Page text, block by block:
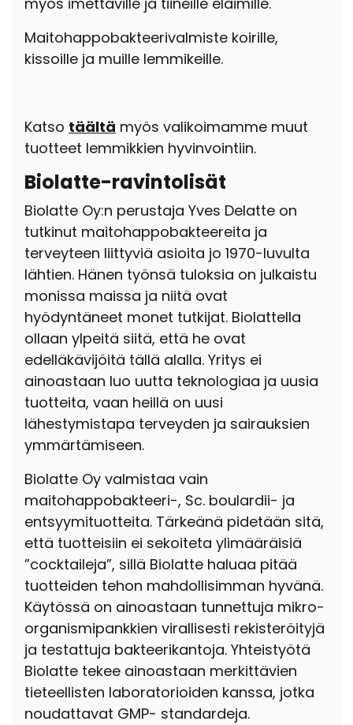
Maitohappobakteerivalmiste koirille,
kissoille ja muille lemmikeille.
Katso täältä myös valikoimamme muut
tuotteet lemmikkien hyvinvointiin.
Biolatte-ravintolisät
Biolatte Oy:n perustaja Yves Delatte on
tutkinut maitohappobakteereita ja
terveyteen liittyviä asioita jo 1970-luvulta
lähtien. Hänen työnsä tuloksia on julkaistu
monissa maissa ja niitä ovat
hyödyntäneet monet tutkijat. Biolattella
ollaan ylpeitä siitä, että he ovat
edelläkävijöitä tällä alalla. Yritys ei
ainoastaan luo uutta teknologiaa ja uusia
tuotteita, vaan heillä on uusi
lähestymistapa terveyden ja sairauksien
ymmärtämiseen.
Biolatte Oy valmistaa vain
maitohappobakteeri-, Sc. boulardii- ja
entsyymituotteita. Tärkeänä pidetään sitä,
että tuotteisiin ei sekoiteta ylimääräisiä
”cocktaileja”, sillä Biolatte haluaa pitää
tuotteiden tehon mahdollisimman hyvänä.
Käytössä on ainoastaan tunnettuja mikro-
organismipankkien virallisesti rekisteröityjä
ja testattuja bakteerikantoja. Yhteistyötä
Biolatte tekee ainoastaan merkittävien
tieteellisten laboratorioiden kanssa, jotka
noudattavat GMP- standardeja.